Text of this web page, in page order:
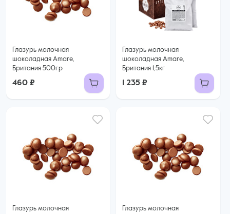
Глазурь молочная
шоколадная Amare,
Британия 500гр
460 ₽
Глазурь молочная
шоколадная Amare,
Британия 1,5кг
1 235 ₽
Глазурь молочная
Глазурь молочная